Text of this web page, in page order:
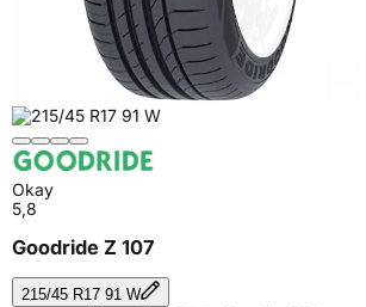
Okay
5,8
Goodride Z 107
215/45 R17 91 W